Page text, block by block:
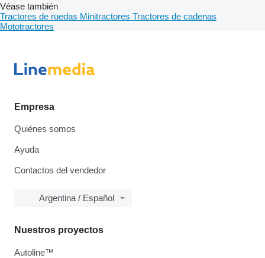
Véase también
Tractores de ruedas Minitractores Tractores de cadenas
Mototractores
Empresa
Quiénes somos
Ayuda
Contactos del vendedor
Argentina / Español
Nuestros proyectos
Autoline™